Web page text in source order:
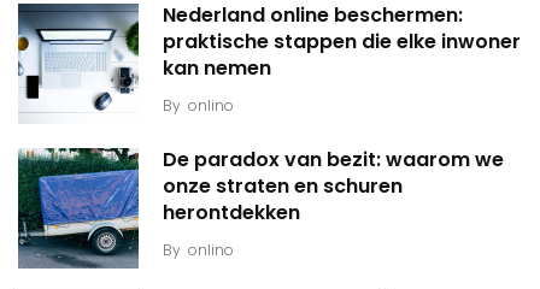
Nederland online beschermen:
praktische stappen die elke inwoner
kan nemen
By onlino
De paradox van bezit: waarom we
onze straten en schuren
herontdekken
By onlino